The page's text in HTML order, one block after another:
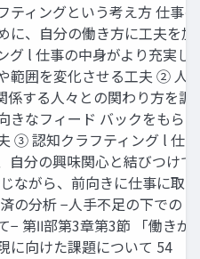
ティングという考え方 仕事
に、自分の働き方に工夫を
グ l 仕事の中身がより充実し
範囲を変化させる工夫 ② 人
係する人々との関わり方を調
きなフィード バックをもら
③ 認知クラフティング l 仕
自分の興味関心と結びつけ
ながら、前向きに仕事に取
の分析 −人手不足の下での
− 第Ⅱ部第3章第3節 「働きが
に向けた課題について 54